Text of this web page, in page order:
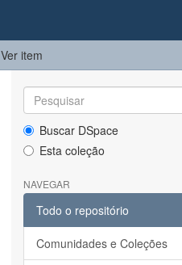
Ver item
Buscar DSpace
Esta coleção
NAVEGAR
Todo o repositório
Comunidades e Coleções